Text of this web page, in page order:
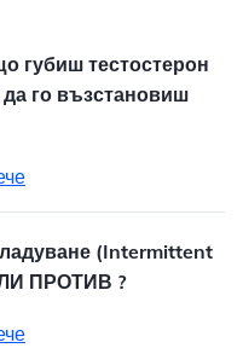
губиш тестостерон
да го възстановиш
(Intermittent
ПРОТИВ ?